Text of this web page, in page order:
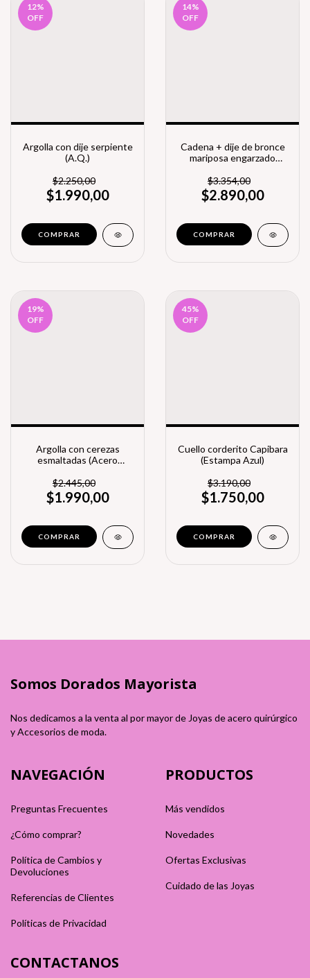
12%
OFF
Argolla con dije serpiente
(A.Q.)
$2.250,00
$1.990,00
14%
OFF
Cadena + dije de bronce
mariposa engarzado
(45cm+5cm) (Acero
Dorado)
$3.354,00
$2.890,00
19%
OFF
Argolla con cerezas
esmaltadas (Acero
$2.445,00
$1.990,00
45%
OFF
Cuello corderito Capibara
(Estampa Azul)
$3.190,00
$1.750,00
Somos Dorados Mayorista
Nos dedicamos a la venta al por mayor de Joyas de acero quirúrgico
y Accesorios de moda.
NAVEGACIÓN
Preguntas Frecuentes
¿Cómo comprar?
Política de Cambios y
Devoluciones
Referencias de Clientes
Políticas de Privacidad
PRODUCTOS
Más vendidos
Novedades
Ofertas Exclusivas
Cuidado de las Joyas
CONTACTANOS